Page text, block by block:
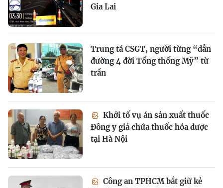
Gia Lai
Trung tá CSGT, người từng “dẫn
đường 4 đời Tổng thống Mỹ” từ
trần
Khởi tố vụ án sản xuất thuốc
Đông y giả chứa thuốc hóa dược
tại Hà Nội
Công an TPHCM bắt giữ kẻ